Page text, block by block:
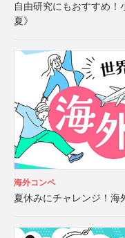
自由研究にもおすすめ
夏》
海外コンペ
夏休みにチャレンジ！海